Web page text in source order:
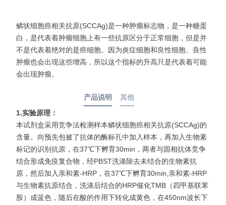
鳞状细胞癌相关抗原(SCCAg)是一种肿瘤标志物，是一种糖蛋
白，是代表着肿瘤细胞上有一些抗原区分于正常细胞，但是并
不是代表着绝对的是癌细胞。因为炎症细胞和良性细胞、良性
肿瘤也会出现这些增高，所以这个指标的升高只是代表着可能
会出现肿瘤。
产品说明 其他
1.实验原理：
本试剂盒采用竞争法检测样本鳞状细胞癌相关抗原(SCCAg)的
含量。向预先包被了抗体的酶标孔中加入样本，再加入生物素
标记的识别抗原，在37℃下孵育30min，两者与固相抗体竞争
结合形成免疫复合物，经PBST洗涤除去未结合的生物素抗
原，然后加入亲和素-HRP，在37℃下孵育30min,亲和素-HRP
与生物素抗原结合，洗涤后结合的HRP催化TMB（四甲基联苯
胺）成蓝色，随后在酸的作用下转化成黄色，在450nm波长下